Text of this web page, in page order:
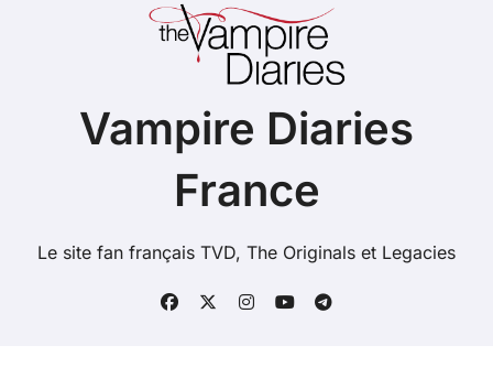
Vampire Diaries
France
Le site fan français TVD, The Originals et Legacies